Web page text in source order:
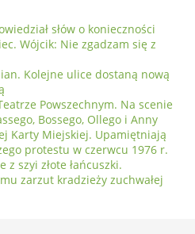
słów o konieczności
Wójcik: Nie zgadzam się z
Kolejne ulice dostaną nową
Powszechnym. Na scenie
Bossego, Ollego i Anny
Karty Miejskiej. Upamiętniają
protestu w czerwcu 1976 r.
z szyi złote łańcuszki.
zarzut kradzieży zuchwałej